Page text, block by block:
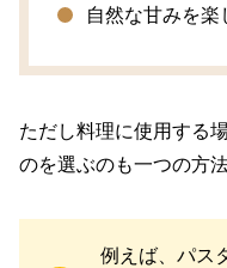
自然な甘みを楽
ただし料理に使用する
のを選ぶのも一つの方法
例えば、パス